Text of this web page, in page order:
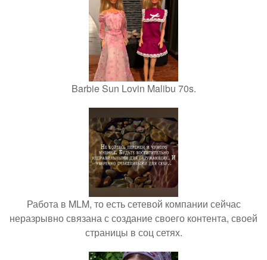
Barbie Sun Lovin Malibu 70s.
Работа в MLM, то есть сетевой компании сейчас
неразрывно связана с создание своего контента, своей
страницы в соц сетях.